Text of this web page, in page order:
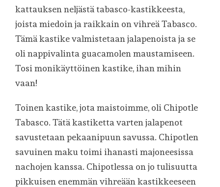
kattauksen neljästä tabasco-kastikkeesta,
joista miedoin ja raikkain on vihreä Tabasco.
Tämä kastike valmistetaan jalapenoista ja se
oli nappivalinta guacamolen maustamiseen.
Tosi monikäyttöinen kastike, ihan mihin
vaan!
Toinen kastike, jota maistoimme, oli Chipotle
Tabasco. Tätä kastiketta varten jalapenot
savustetaan pekaanipuun savussa. Chipotlen
savuinen maku toimi ihanasti majoneesissa
nachojen kanssa. Chipotlessa on jo tulisuutta
pikkuisen enemmän vihreään kastikkeeseen